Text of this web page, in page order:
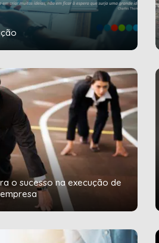
o sucesso na execução de